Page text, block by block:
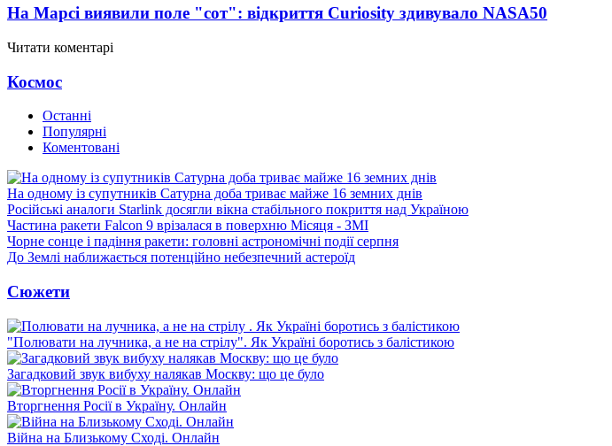
На Марсі виявили поле "сот": відкриття Curiosity здивувало NASA50
Читати коментарі
Космос
Останні
Популярні
Коментовані
На одному із супутників Сатурна доба триває майже 16 земних днів
Російські аналоги Starlink досягли вікна стабільного покриття над Україною
Частина ракети Falcon 9 врізалася в поверхню Місяця - ЗМІ
Чорне сонце і падіння ракети: головні астрономічні події серпня
До Землі наближається потенційно небезпечний астероїд
Сюжети
"Полювати на лучника, а не на стрілу". Як Україні боротись з балістикою
Загадковий звук вибуху налякав Москву: що це було
Вторгнення Росії в Україну. Онлайн
Війна на Близькому Сході. Онлайн